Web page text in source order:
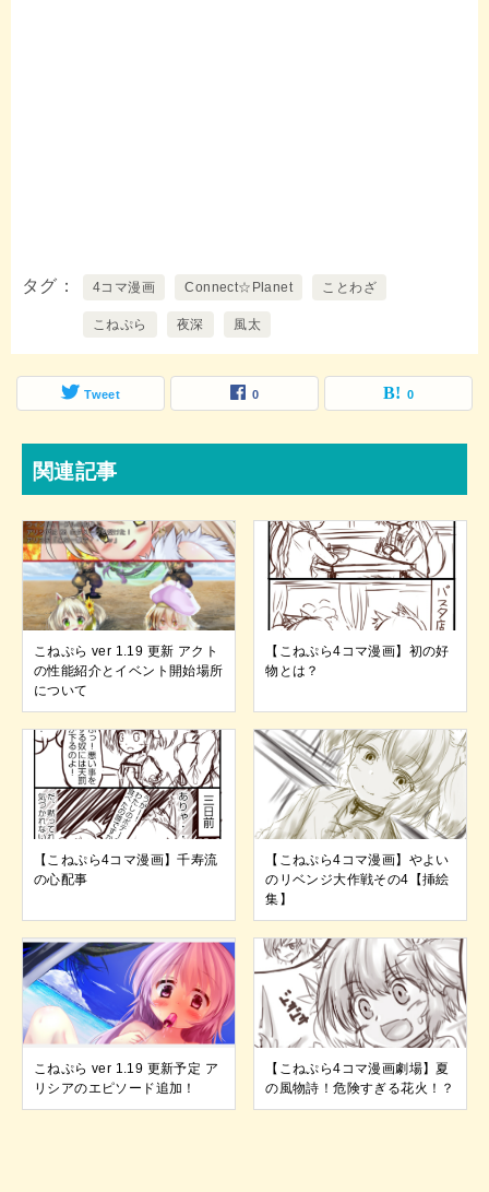
タグ 4コマ漫画 Connect☆Planet ことわざ
こねぷら 夜深 風太
Tweet 0 0
関連記事
こねぷら ver 1.19 更新 アクト
の性能紹介とイベント開始場所
について
【こねぷら4コマ漫画】初の好
物とは？
【こねぷら4コマ漫画】千寿流
の心配事
【こねぷら4コマ漫画】やよい
のリベンジ大作戦その4【挿絵
集】
こねぷら ver 1.19 更新予定 ア
リシアのエピソード追加！
【こねぷら4コマ漫画劇場】夏
の風物詩！危険すぎる花火！？